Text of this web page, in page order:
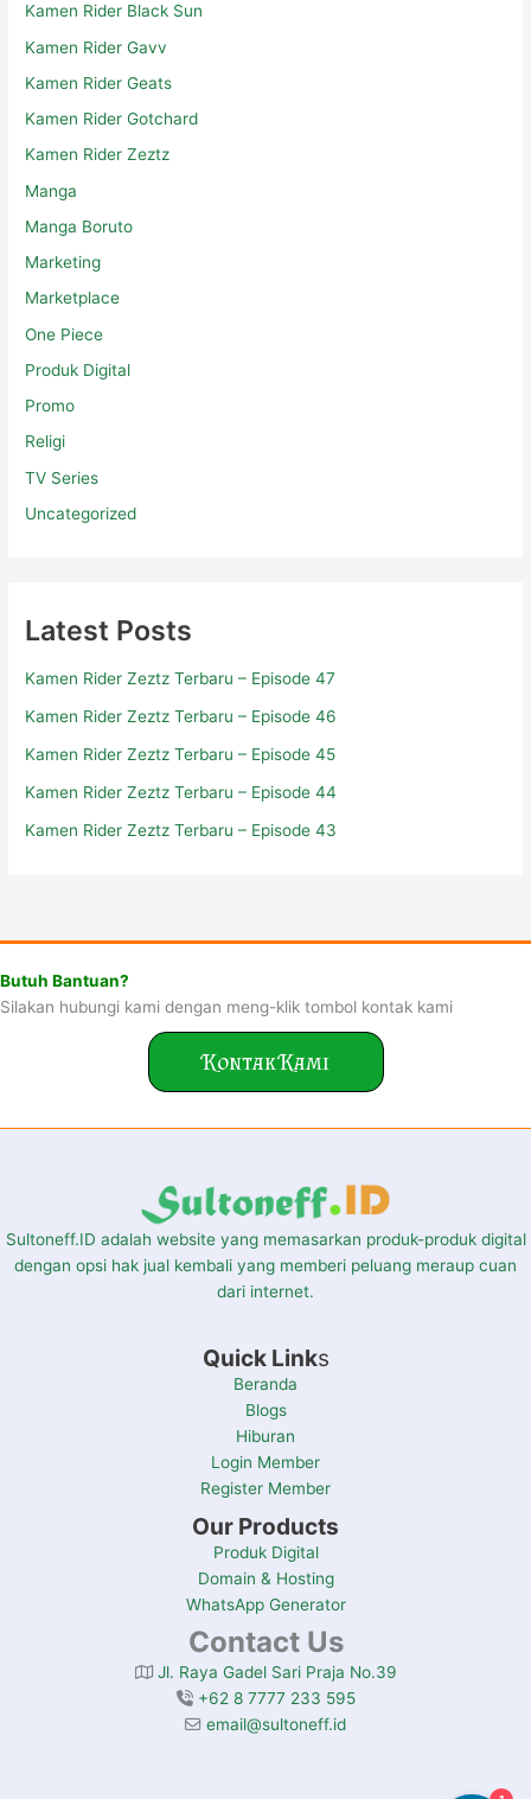
Kamen Rider Black Sun
Kamen Rider Gavv
Kamen Rider Geats
Kamen Rider Gotchard
Kamen Rider Zeztz
Manga
Manga Boruto
Marketing
Marketplace
One Piece
Produk Digital
Promo
Religi
TV Series
Uncategorized
Latest Posts
Kamen Rider Zeztz Terbaru – Episode 47
Kamen Rider Zeztz Terbaru – Episode 46
Kamen Rider Zeztz Terbaru – Episode 45
Kamen Rider Zeztz Terbaru – Episode 44
Kamen Rider Zeztz Terbaru – Episode 43
Butuh Bantuan?
Silakan hubungi kami dengan meng-klik tombol kontak kami
Kontak Kami
Sultoneff.ID adalah website yang memasarkan produk-produk digital
dengan opsi hak jual kembali yang memberi peluang meraup cuan
dari internet.
Quick Links
Beranda
Blogs
Hiburan
Login Member
Register Member
Our Products
Produk Digital
Domain & Hosting
WhatsApp Generator
Contact Us
Jl. Raya Gadel Sari Praja No.39
+62 8 7777 233 595
email@sultoneff.id